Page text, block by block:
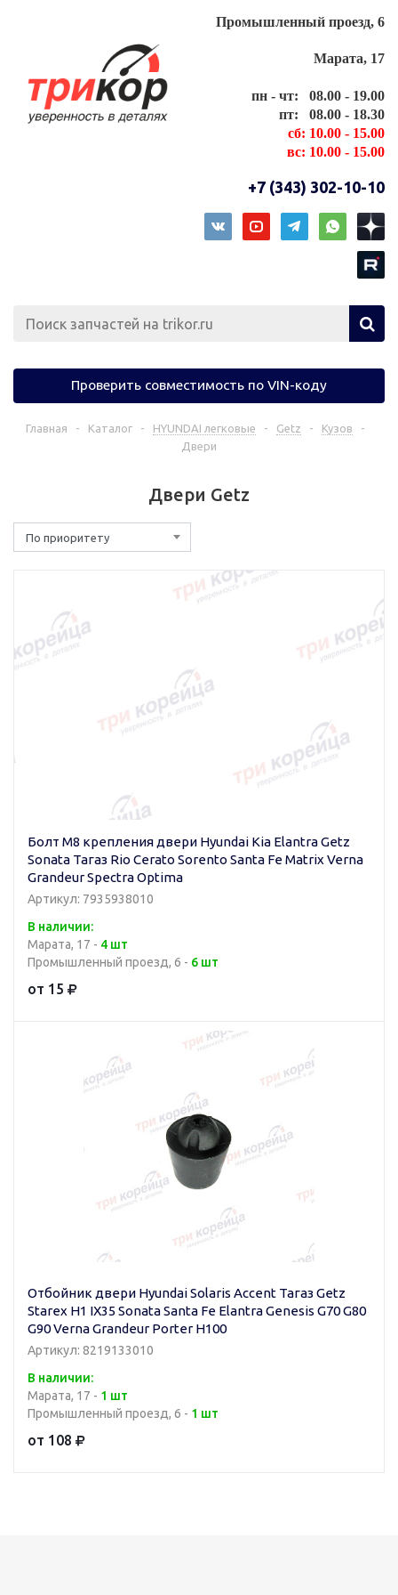
Промышленный проезд, 6
Марата, 17
пн - чт: 08.00 - 19.00
пт: 08.00 - 18.30
сб: 10.00 - 15.00
вс: 10.00 - 15.00
+7 (343) 302-10-10
Проверить совместимость по VIN-коду
Главная - Каталог - HYUNDAI легковые - Getz - Кузов
-
Двери
Двери Getz
По приоритету
Болт M8 крепления двери Hyundai Kia Elantra Getz
Sonata Тагаз Rio Cerato Sorento Santa Fe Matrix Verna
Grandeur Spectra Optima
Артикул: 7935938010
В наличии:
Марата, 17 - 4 шт
Промышленный проезд, 6 - 6 шт
от 15
Отбойник двери Hyundai Solaris Accent Тагаз Getz
Starex H1 IX35 Sonata Santa Fe Elantra Genesis G70 G80
G90 Verna Grandeur Porter H100
Артикул: 8219133010
В наличии:
Марата, 17 - 1 шт
Промышленный проезд, 6 - 1 шт
от 108